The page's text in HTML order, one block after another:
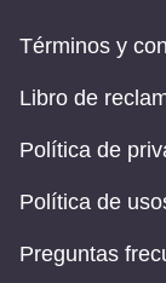
Términos y
Libro de
Política de
Política de
Preguntas